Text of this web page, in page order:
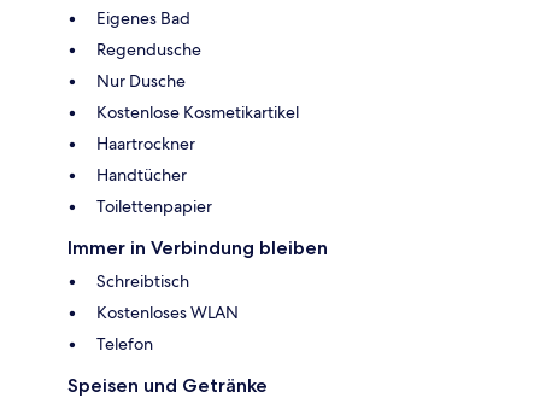
Eigenes Bad
Regendusche
Nur Dusche
Kostenlose Kosmetikartikel
Haartrockner
Handtücher
Toilettenpapier
Immer in Verbindung bleiben
Schreibtisch
Kostenloses WLAN
Telefon
Speisen und Getränke